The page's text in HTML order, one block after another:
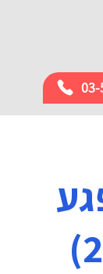
03-